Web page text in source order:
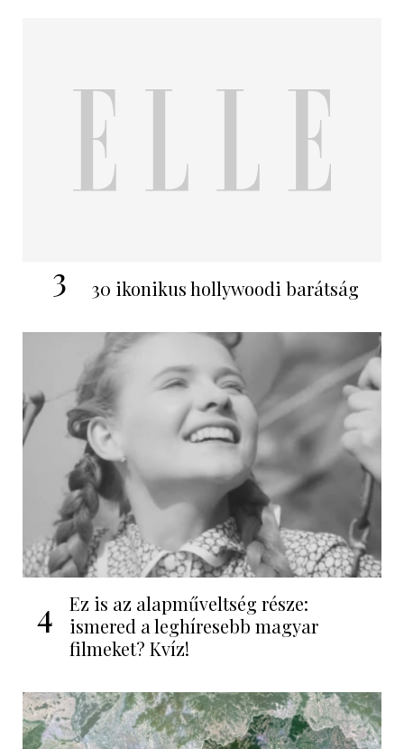
3 30 ikonikus hollywoodi barátság
4
Ez is az alapműveltség része:
ismered a leghíresebb magyar
filmeket? Kvíz!